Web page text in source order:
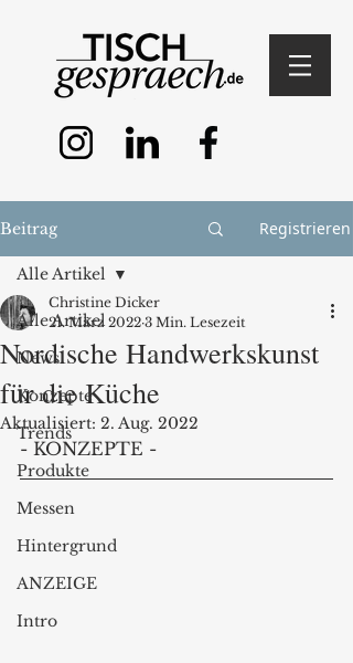
Beitrag Registrieren
Alle Artikel
News
Konzepte
Trends
Produkte
Messen
Hintergrund
ANZEIGE
Intro
Alle Artikel
Nordische Handwerkskunst
für die Küche
Christine Dicker
21. März 2022 3 Min. Lesezeit
Aktualisiert: 2. Aug. 2022
- KONZEPTE -